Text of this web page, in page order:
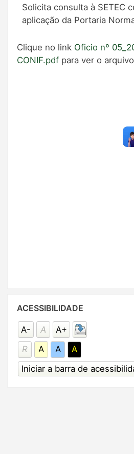
Solicita consulta à SETEC
aplicação da Portaria
Clique no link Oficio nº
CONIF.pdfpara ver o
Acessibilidade
ACESSIBILIDADE
A- A
A+
R
A A
A